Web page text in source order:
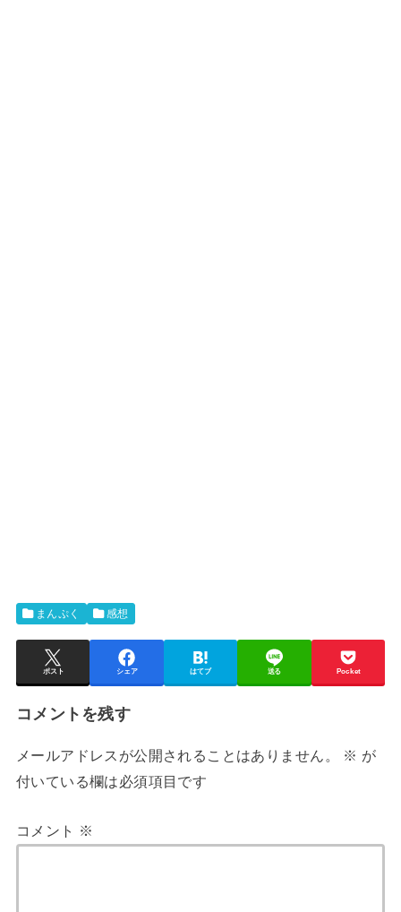
まんぷく 感想
ポスト シェア はてブ 送る Pocket
コメントを残す
メールアドレスが公開されることはありません。 ※ が
付いている欄は必須項目です
コメント ※